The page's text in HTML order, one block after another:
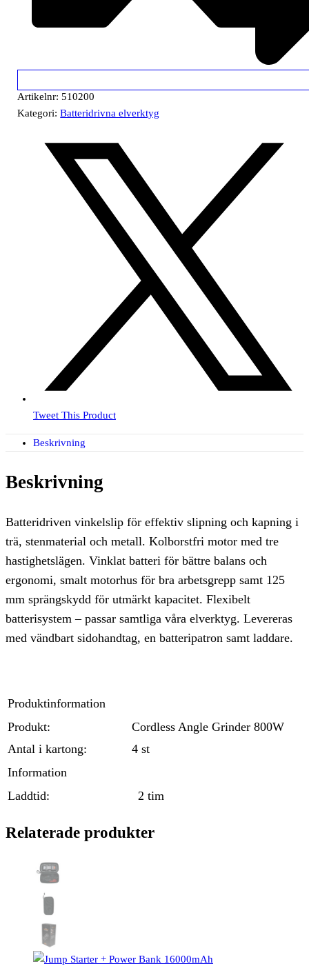
Artikelnr:510200
Kategori:Batteridrivna elverktyg
Tweet This Product
Beskrivning
Beskrivning
Batteridriven vinkelslip för effektiv slipning och kapning i
trä, stenmaterial och metall. Kolborstfri motor med tre
hastighetslägen. Vinklat batteri för bättre balans och
ergonomi, smalt motorhus för bra arbetsgrepp samt 125
mm sprängskydd för utmärkt kapacitet. Flexibelt
batterisystem – passar samtliga våra elverktyg. Levereras
med vändbart sidohandtag, en batteripatron samt laddare.
Produktinformation
Produkt:
Cordless Angle Grinder 800W
Antal i kartong:
4 st
Information
Laddtid:
2 tim
Relaterade produkter